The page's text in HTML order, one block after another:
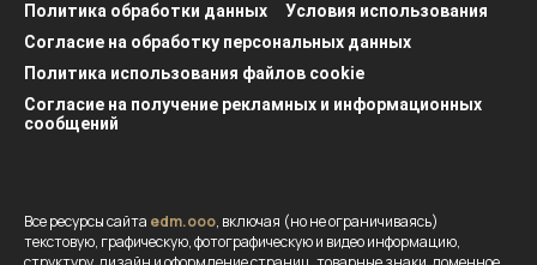
Политика обработки данных
Условия использования
Согласие на обработку персональных данных
Политика использования файлов cookie
Согласие на получение рекламных и информационных
сообщений
Все ресурсы сайта edm.ooo, включая (но не ограничиваясь)
текстовую, графическую, фотографическую и видео информацию,